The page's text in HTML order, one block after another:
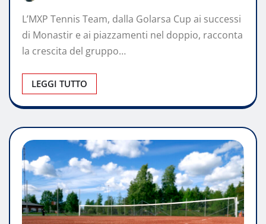
L’MXP Tennis Team, dalla Golarsa Cup ai successi
di Monastir e ai piazzamenti nel doppio, racconta
la crescita del gruppo…
LEGGI TUTTO